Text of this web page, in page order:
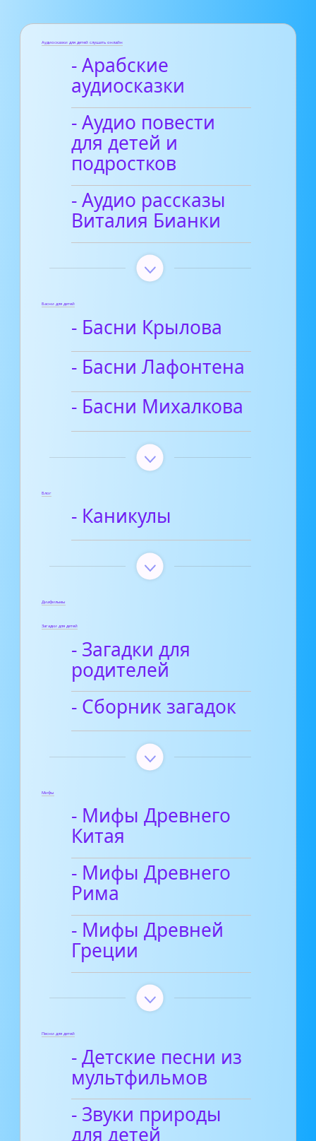
Аудиосказки для детей слушать онлайн
- Арабские
аудиосказки
- Аудио повести
для детей и
подростков
- Аудио рассказы
Виталия Бианки
Басни для детей
- Басни Крылова
- Басни Лафонтена
- Басни Михалкова
Блог
- Каникулы
Диафильмы
Загадки для детей
- Загадки для
родителей
- Сборник загадок
Мифы
- Мифы Древнего
Китая
- Мифы Древнего
Рима
- Мифы Древней
Греции
Песни для детей
- Детские песни из
мультфильмов
- Звуки природы
для детей